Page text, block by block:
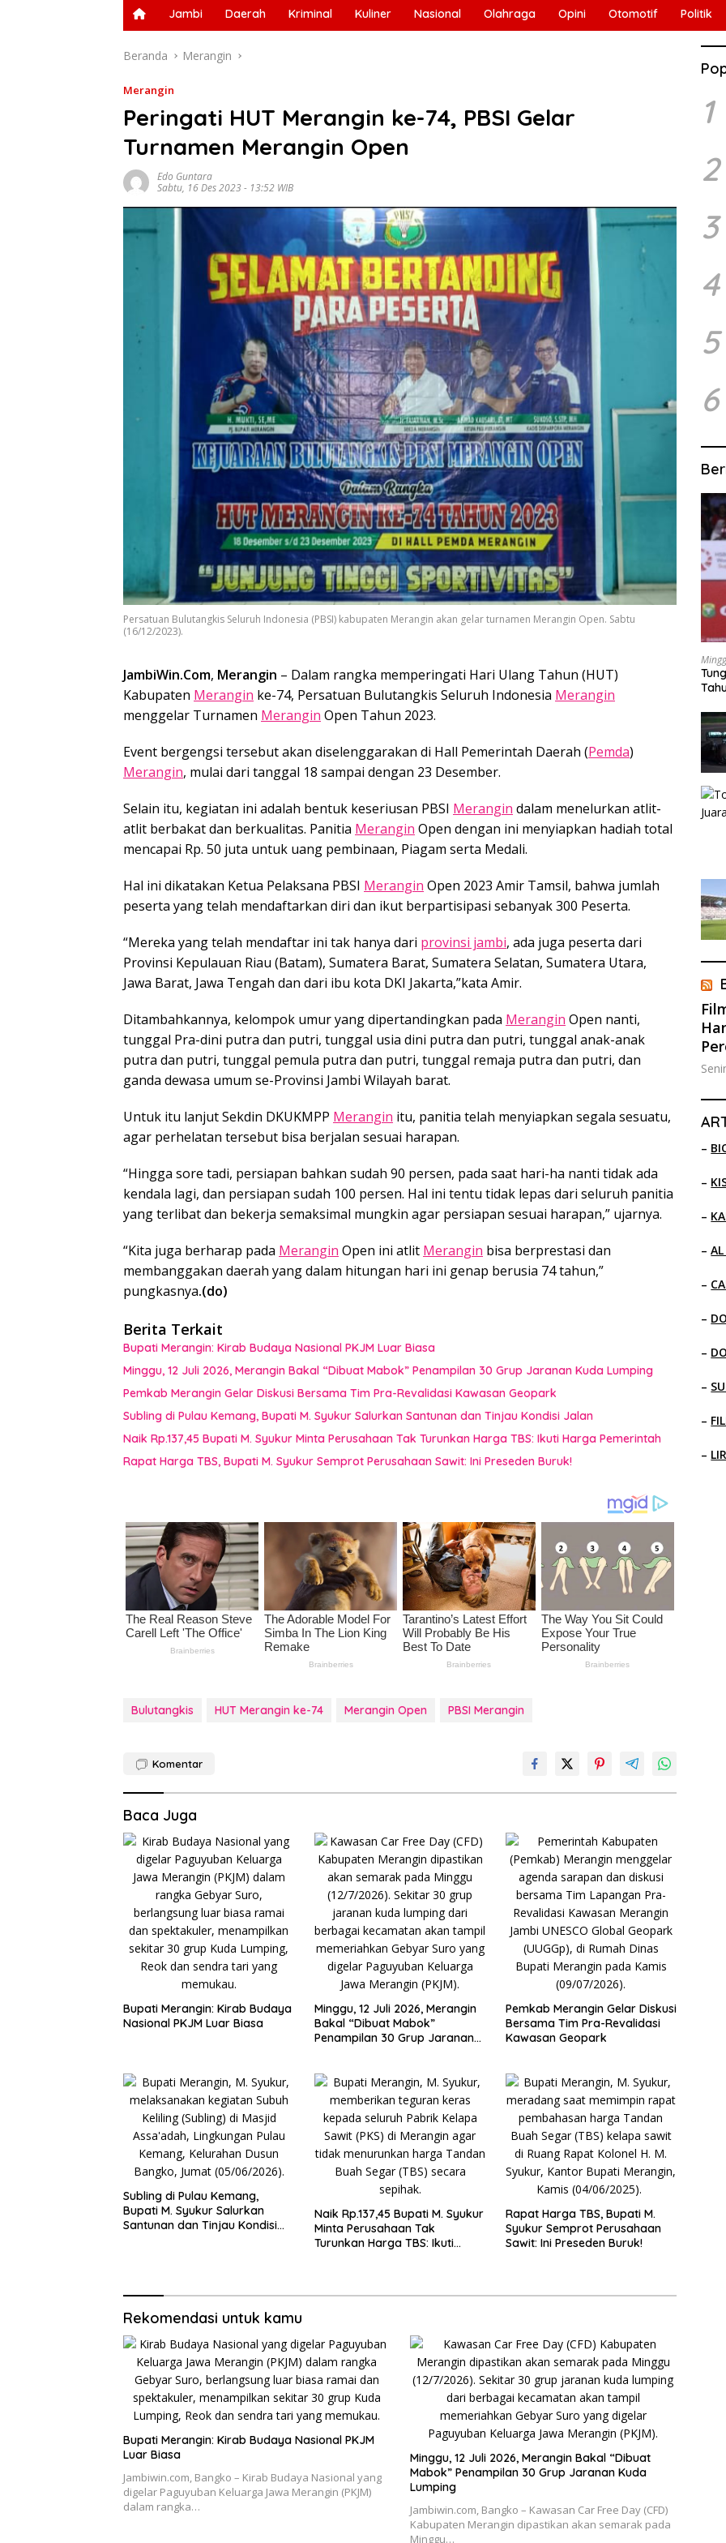
Jambi Daerah Kriminal Kuliner Nasional Olahraga Opini Otomotif Politik
Beranda Merangin
Merangin
Peringati HUT Merangin ke-74, PBSI Gelar
Turnamen Merangin Open
Edo Guntara
Sabtu, 16 Des 2023 - 13:52 WIB
Persatuan Bulutangkis Seluruh Indonesia (PBSI) kabupaten Merangin akan gelar turnamen Merangin Open. Sabtu
(16/12/2023).
JambiWin.Com, Merangin – Dalam rangka memperingati Hari Ulang Tahun (HUT)
Kabupaten Merangin ke-74, Persatuan Bulutangkis Seluruh Indonesia Merangin
menggelar Turnamen Merangin Open Tahun 2023.
Event bergengsi tersebut akan diselenggarakan di Hall Pemerintah Daerah (Pemda)
Merangin, mulai dari tanggal 18 sampai dengan 23 Desember.
Selain itu, kegiatan ini adalah bentuk keseriusan PBSI Merangin dalam menelurkan atlit-
atlit berbakat dan berkualitas. Panitia Merangin Open dengan ini menyiapkan hadiah total
mencapai Rp. 50 juta untuk uang pembinaan, Piagam serta Medali.
Hal ini dikatakan Ketua Pelaksana PBSI Merangin Open 2023 Amir Tamsil, bahwa jumlah
peserta yang telah mendaftarkan diri dan ikut berpartisipasi sebanyak 300 Peserta.
“Mereka yang telah mendaftar ini tak hanya dari provinsi jambi, ada juga peserta dari
Provinsi Kepulauan Riau (Batam), Sumatera Barat, Sumatera Selatan, Sumatera Utara,
Jawa Barat, Jawa Tengah dan dari ibu kota DKI Jakarta,”kata Amir.
Ditambahkannya, kelompok umur yang dipertandingkan pada Merangin Open nanti,
tunggal Pra-dini putra dan putri, tunggal usia dini putra dan putri, tunggal anak-anak
putra dan putri, tunggal pemula putra dan putri, tunggal remaja putra dan putri, dan
ganda dewasa umum se-Provinsi Jambi Wilayah barat.
Untuk itu lanjut Sekdin DKUKMPP Merangin itu, panitia telah menyiapkan segala sesuatu,
agar perhelatan tersebut bisa berjalan sesuai harapan.
“Hingga sore tadi, persiapan bahkan sudah 90 persen, pada saat hari-ha nanti tidak ada
kendala lagi, dan persiapan sudah 100 persen. Hal ini tentu tidak lepas dari seluruh panitia
yang terlibat dan bekerja semaksimal mungkin agar persiapan sesuai harapan,” ujarnya.
“Kita juga berharap pada Merangin Open ini atlit Merangin bisa berprestasi dan
membanggakan daerah yang dalam hitungan hari ini genap berusia 74 tahun,”
pungkasnya.(do)
Berita Terkait
Bupati Merangin: Kirab Budaya Nasional PKJM Luar Biasa
Minggu, 12 Juli 2026, Merangin Bakal “Dibuat Mabok” Penampilan 30 Grup Jaranan Kuda Lumping
Pemkab Merangin Gelar Diskusi Bersama Tim Pra-Revalidasi Kawasan Geopark
Subling di Pulau Kemang, Bupati M. Syukur Salurkan Santunan dan Tinjau Kondisi Jalan
Naik Rp.137,45 Bupati M. Syukur Minta Perusahaan Tak Turunkan Harga TBS: Ikuti Harga Pemerintah
Rapat Harga TBS, Bupati M. Syukur Semprot Perusahaan Sawit: Ini Preseden Buruk!
Bulutangkis HUT Merangin ke-74 Merangin Open PBSI Merangin
Komentar
Baca Juga
Bupati Merangin: Kirab Budaya
Nasional PKJM Luar Biasa
Minggu, 12 Juli 2026, Merangin
Bakal “Dibuat Mabok”
Penampilan 30 Grup Jaranan
Pemkab Merangin Gelar Diskusi
Bersama Tim Pra-Revalidasi
Kawasan Geopark
Subling di Pulau Kemang,
Bupati M. Syukur Salurkan
Santunan dan Tinjau Kondisi
Naik Rp.137,45 Bupati M. Syukur
Minta Perusahaan Tak
Turunkan Harga TBS: Ikuti
Rapat Harga TBS, Bupati M.
Syukur Semprot Perusahaan
Sawit: Ini Preseden Buruk!
Rekomendasi untuk kamu
Bupati Merangin: Kirab Budaya Nasional PKJM
Luar Biasa
Jambiwin.com, Bangko – Kirab Budaya Nasional yang
digelar Paguyuban Keluarga Jawa Merangin (PKJM)
dalam rangka…
Minggu, 12 Juli 2026, Merangin Bakal “Dibuat
Mabok” Penampilan 30 Grup Jaranan Kuda
Lumping
Jambiwin.com, Bangko – Kawasan Car Free Day (CFD)
Kabupaten Merangin dipastikan akan semarak pada
Minggu…
1
2
3
4
5
6
–
–
–
–
–
–
–
–
–
–